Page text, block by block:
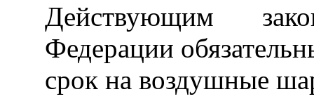
Действующим
Федерации
срок на воздушные